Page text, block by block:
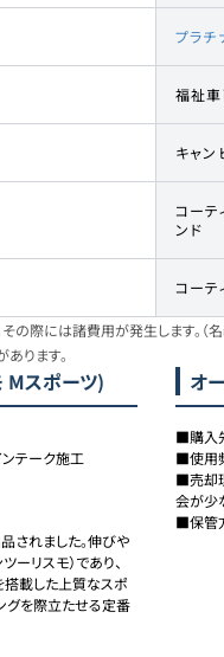
プラチ
福祉
キャン
コーテ
ンド
コーテ
際には諸費用が発生します。（名
ります。
Mスポーツ)
テーク施工
されました。伸びや
リスモ）であり、
搭載した上質なスポ
グを際立たせる定番
オ
■購入
■使用
■売却
会が少
■保管